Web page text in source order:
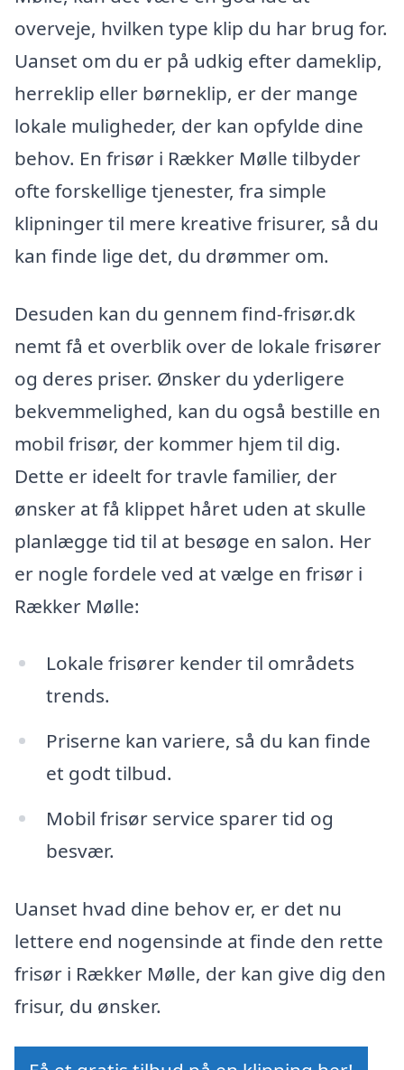
overveje, hvilken type klip du har brug for.
Uanset om du er på udkig efter dameklip,
herreklip eller børneklip, er der mange
lokale muligheder, der kan opfylde dine
behov. En frisør i Rækker Mølle tilbyder
ofte forskellige tjenester, fra simple
klipninger til mere kreative frisurer, så du
kan finde lige det, du drømmer om.
Desuden kan du gennem find-frisør.dk
nemt få et overblik over de lokale frisører
og deres priser. Ønsker du yderligere
bekvemmelighed, kan du også bestille en
mobil frisør, der kommer hjem til dig.
Dette er ideelt for travle familier, der
ønsker at få klippet håret uden at skulle
planlægge tid til at besøge en salon. Her
er nogle fordele ved at vælge en frisør i
Rækker Mølle:
Lokale frisører kender til områdets
trends.
Priserne kan variere, så du kan finde
et godt tilbud.
Mobil frisør service sparer tid og
besvær.
Uanset hvad dine behov er, er det nu
lettere end nogensinde at finde den rette
frisør i Rækker Mølle, der kan give dig den
frisur, du ønsker.